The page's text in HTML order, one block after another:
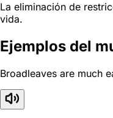
La eliminación de
vida.
Ejemplos del
Broadleaves are much